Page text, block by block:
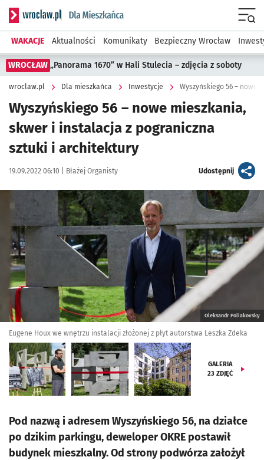
Serwis informacyjny wroclaw.pl podserwis: Dla mieszkańca
WAKACJE Aktualności Komunikaty Bezpieczny Wrocław
WROCŁAW „Panorama 1670” w Hali Stulecia – zdjęcia z soboty
wroclaw.pl Dla mieszkańca Inwestycje
Wyszyńskiego 56 – nowe mieszkania,
skwer i instalacja z pograniczna
sztuki i architektury
Data publikacji:
19.09.2022 06:10 | Autor:
Błażej Organisty Udostępnijartykuł
Kliknij, aby zobaczyć galerię
Oleksandr Poliakovsky
Eugene Houx we wnętrzu instalacji złożonej z płyt autorstwa Leszka Zdeka
GALERIA
23 ZDJĘĆ
Pod nazwą i adresem Wyszyńskiego 56, na działce
po dzikim parkingu, deweloper OKRE postawił
budynek mieszkalny. Od strony podwórza założył